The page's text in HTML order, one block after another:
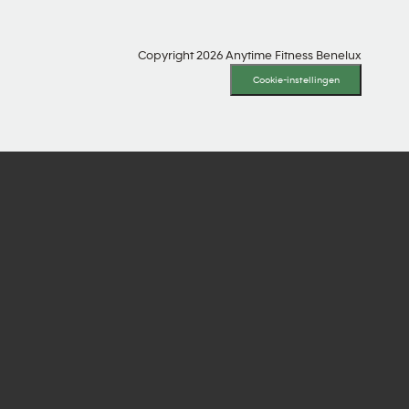
Copyright 2026 Anytime Fitness Benelux
Cookie-instellingen